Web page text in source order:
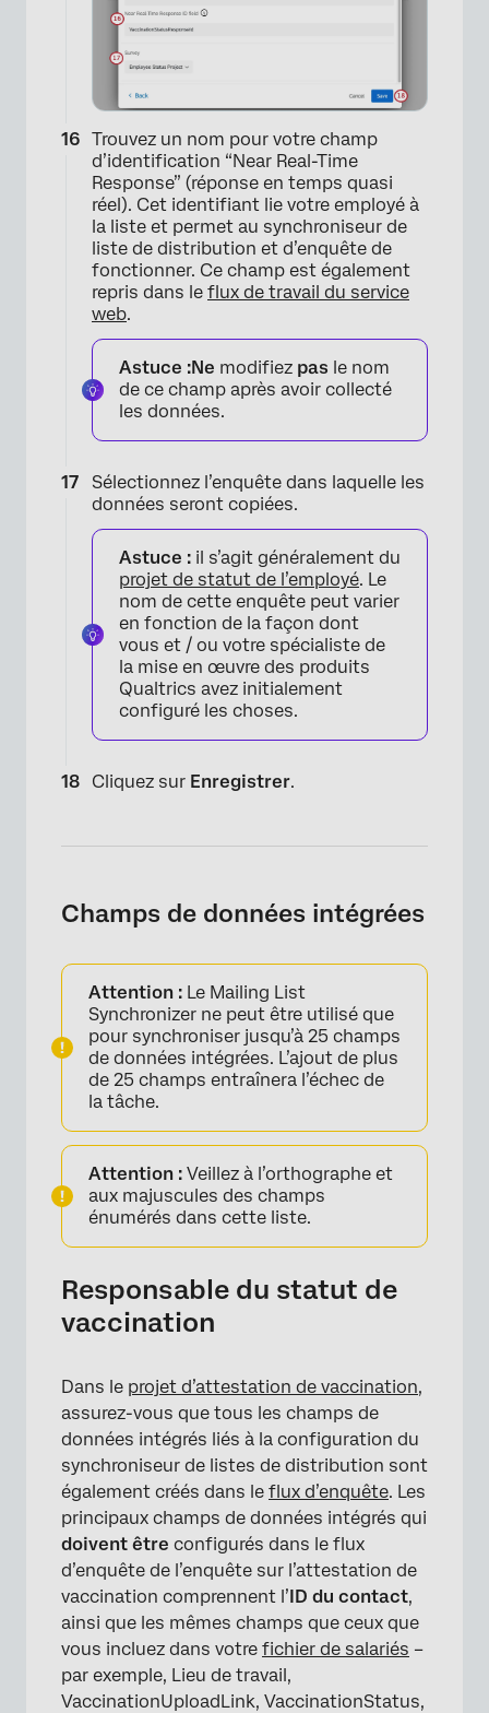
×
Trouvez un nom pour votre champ
d’identification “Near Real-Time
Response” (réponse en temps quasi
réel). Cet identifiant lie votre employé à
la liste et permet au synchroniseur de
liste de distribution et d’enquête de
fonctionner. Ce champ est également
repris dans le flux de travail du service
web.
Astuce :Ne modifiez pas le nom
de ce champ après avoir collecté
les données.
Sélectionnez l’enquête dans laquelle les
données seront copiées.
Astuce : il s’agit généralement du
projet de statut de l’employé. Le
nom de cette enquête peut varier
en fonction de la façon dont
vous et / ou votre spécialiste de
la mise en œuvre des produits
Qualtrics avez initialement
configuré les choses.
Cliquez sur Enregistrer.
Champs de données intégrées
Attention : Le Mailing List
Synchronizer ne peut être utilisé que
pour synchroniser jusqu’à 25 champs
de données intégrées. L’ajout de plus
de 25 champs entraînera l’échec de
la tâche.
Attention : Veillez à l’orthographe et
aux majuscules des champs
énumérés dans cette liste.
Responsable du statut de
vaccination
Dans le projet d’attestation de vaccination,
assurez-vous que tous les champs de
données intégrés liés à la configuration du
synchroniseur de listes de distribution sont
également créés dans le flux d’enquête. Les
principaux champs de données intégrés qui
doivent être configurés dans le flux
d’enquête de l’enquête sur l’attestation de
vaccination comprennent l’ ID du contact,
ainsi que les mêmes champs que ceux que
vous incluez dans votre fichier de salariés –
par exemple, Lieu de travail,
VaccinationUploadLink, VaccinationStatus,